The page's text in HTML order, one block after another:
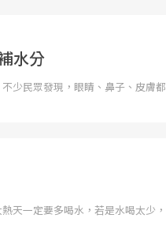
水分
少民眾發現，眼睛、鼻子、皮膚都
天一定要多喝水，若是水喝太少，